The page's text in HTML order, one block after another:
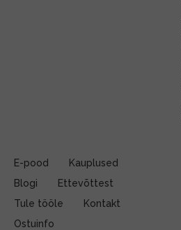
E-pood
Kauplused
Blogi
Ettevõttest
Tule tööle
Kontakt
Ostuinfo